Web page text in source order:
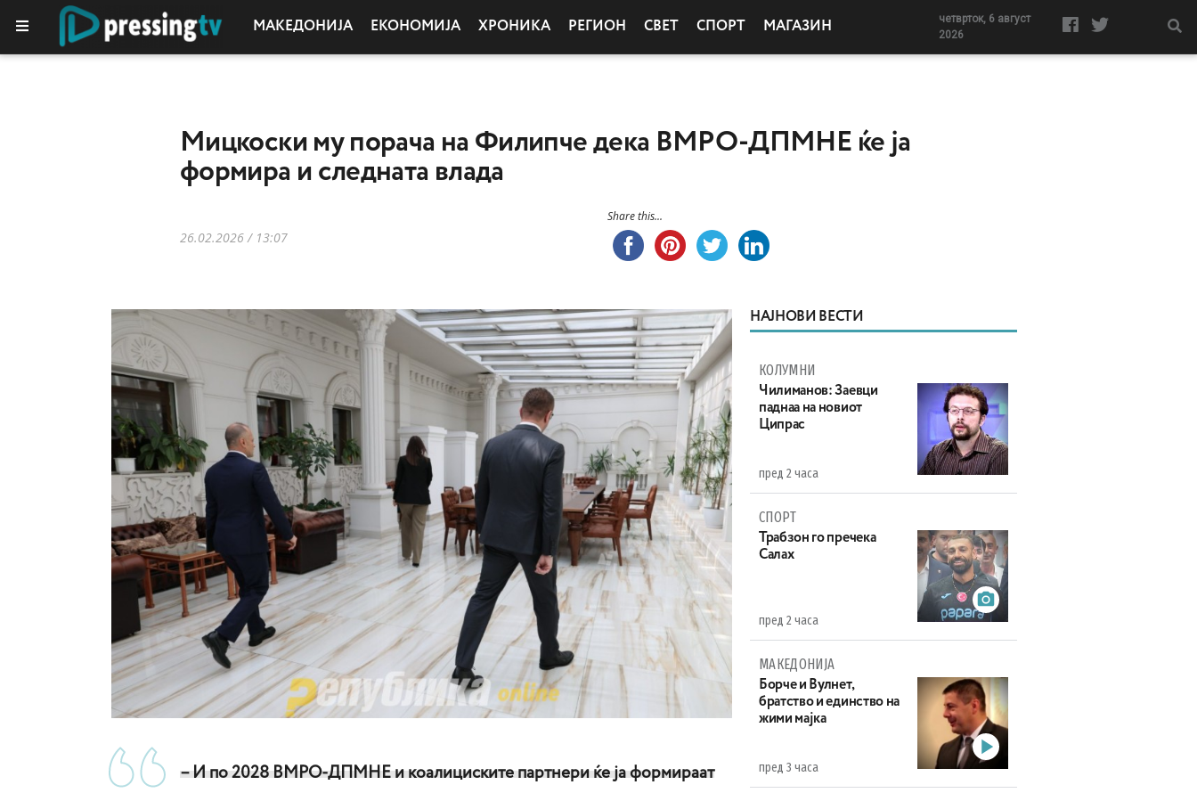
МАКЕДОНИЈА ЕКОНОМИЈА ХРОНИКА РЕГИОН СВЕТ СПОРТ МАГАЗИН
четврток, 6 август
2026
Мицкоски му порача на Филипче дека ВМРО-ДПМНЕ ќе ја
формира и следната влада
26.02.2026 / 13:07
Share this...
– И по 2028 ВМРО-ДПМНЕ и коалициските партнери ќе ја формираат
НАЈНОВИ ВЕСТИ
КОЛУМНИ
Чилиманов: Заевци
паднаа на новиот
Ципрас
пред 2 часа
СПОРТ
Трабзон го пречека
Салах
пред 2 часа
МАКЕДОНИЈА
Борче и Вулнет,
братство и единство на
жими мајка
пред 3 часа